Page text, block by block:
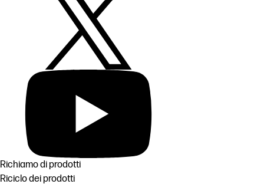
Richiamo di prodotti
Riciclo dei prodotti